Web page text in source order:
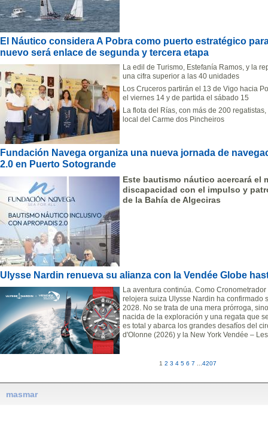
El Náutico considera A Pobra como puerto estratégico
nuevo será enlace de segunda y tercera etapa
La edil de Turismo, Estefanía Ramos, y la
una cifra superior a las 40 unidades
Los Cruceros partirán el 13 de Vigo hacia
el viernes 14 y de partida el sábado 15
La flota del Rías, con más de 200
local del Carme dos Pincheiros
Fundación Navega organiza una nueva jornada de
2.0 en Puerto Sotogrande
Este bautismo náutico acercará el
discapacidad con el impulso y
de la Bahía de Algeciras
Ulysse Nardin renueva su alianza con la Vendée Globe
La aventura continúa. Como
relojera suiza Ulysse Nardin ha confirmado
2028. No se trata de una mera prórroga,
nacida de la exploración y una regata que
es total y abarca los grandes desafíos del
d'Olonne (2026) y la New York Vendée –
1 2 3 4 5 6 7 ...4207
masmar